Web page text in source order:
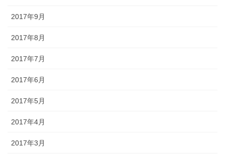
2017年9月
2017年8月
2017年7月
2017年6月
2017年5月
2017年4月
2017年3月